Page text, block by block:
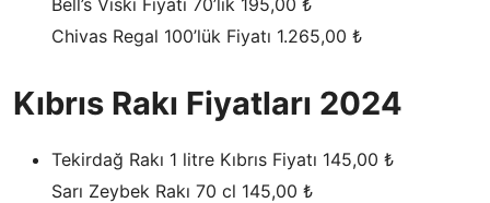
Chivas Regal 100’lük Fiyatı 1.265,00 ₺
Kıbrıs Rakı Fiyatları 2024
Tekirdağ Rakı 1 litre Kıbrıs Fiyatı 145,00 ₺
Sarı Zeybek Rakı 70 cl 145,00 ₺